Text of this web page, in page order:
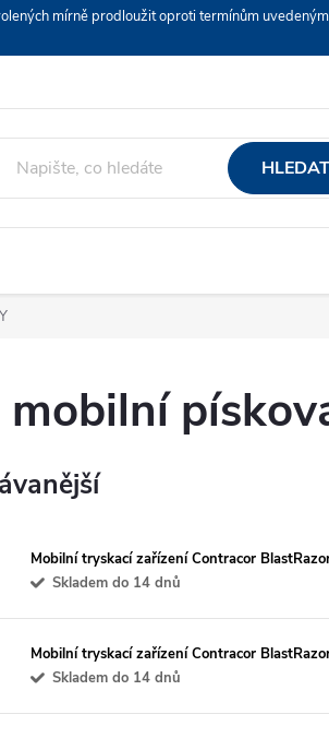
mírně prodloužit oproti termínům
HLEDAT
Mobilní tryskací zařízení Contracor
Skladem do 14 dnů
Mobilní tryskací zařízení Contracor
Skladem do 14 dnů